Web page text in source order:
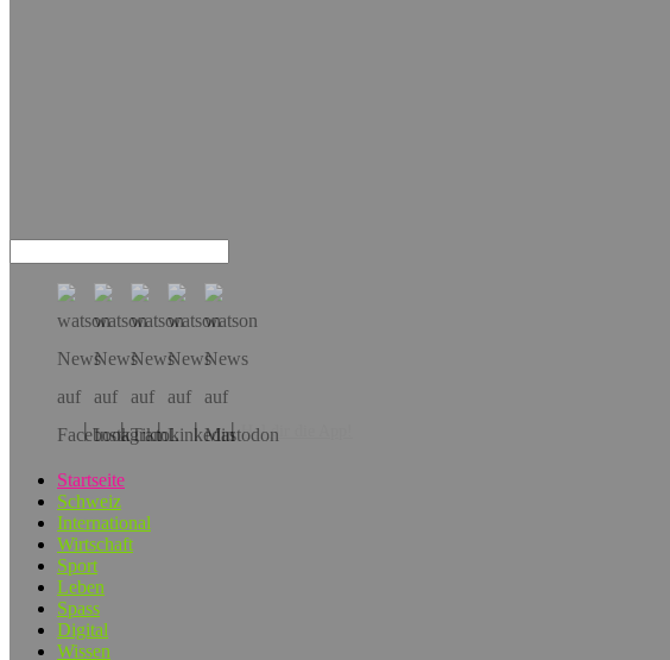
Hol dir die App!
Startseite
Schweiz
International
Wirtschaft
Sport
Leben
Spass
Digital
Wissen